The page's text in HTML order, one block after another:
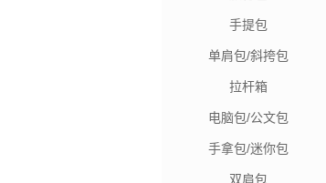
手提包
单肩包/斜挎包
拉杆箱
电脑包/公文包
手拿包/迷你包
双肩包